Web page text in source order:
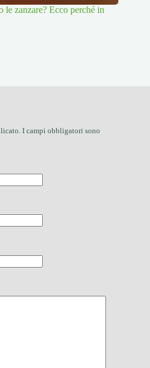
le zanzare? Ecco perché in
I campi obbligatori sono